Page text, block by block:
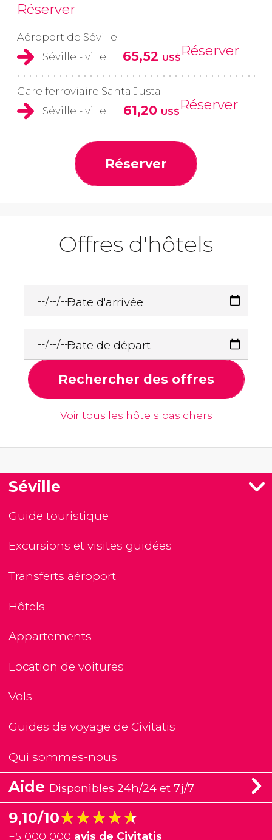
Réserver
Aéroport de Séville
Séville - ville
65,52 US$Réserver
Gare ferroviaire Santa Justa
Séville - ville
61,20 US$Réserver
Réserver
Offres d'hôtels
Date d'arrivée
Date de départ
Rechercher des offres
Voir tous les hôtels pas chers
Séville
Guide touristique
Excursions et visites guidées
Transferts aéroport
Hôtels
Appartements
Location de voitures
Vols
Guides de voyage de Civitatis
Qui sommes-nous
Aide Disponibles 24h/24 et 7j/7
9,10/10★★★★★
★★★★★
+5 000 000 avis de Civitatis